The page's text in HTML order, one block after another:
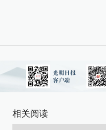
相关阅读